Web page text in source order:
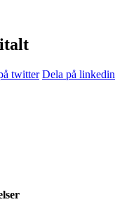
twitter Dela på linkedin